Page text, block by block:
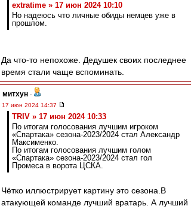
extratime » 17 июн 2024 10:10
Но надеюсь что личные обиды немцев уже в
прошлом.
Да что-то непохоже. Дедушек своих последнее
время стали чаще вспоминать.
митхун -
17 июн 2024 14:37
TRIV » 17 июн 2024 10:33
По итогам голосования лучшим игроком
«Спартака» сезона-2023/2024 стал Александр
Максименко.
По итогам голосования лучшим голом
«Спартака» сезона-2023/2024 стал гол
Промеса в ворота ЦСКА.
Чётко иллюстрирует картину это сезона.В
атакующей команде лучший вратарь. А лучший